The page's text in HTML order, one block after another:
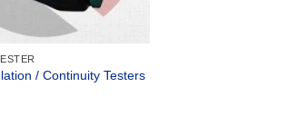
/ Continuity Testers